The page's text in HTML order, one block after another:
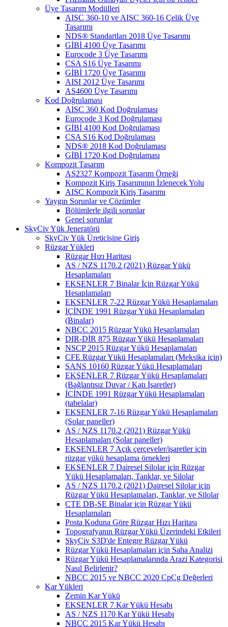
Üye Tasarım Modülleri
AISC 360-10 ve AISC 360-16 Çelik Üye
Tasarımı
NDS® Standartları 2018 Üye Tasarımı
GİBİ 4100 Üye Tasarımı
Eurocode 3 Üye Tasarımı
CSA S16 Üye Tasarımı
GİBİ 1720 Üye Tasarımı
AISI 2012 Üye Tasarımı
AS4600 Üye Tasarımı
Kod Doğrulaması
AISC 360 Kod Doğrulaması
Eurocode 3 Kod Doğrulaması
GİBİ 4100 Kod Doğrulaması
CSA S16 Kod Doğrulaması
NDS® 2018 Kod Doğrulaması
GİBİ 1720 Kod Doğrulaması
Kompozit Tasarım
AS2327 Kompozit Tasarım Örneği
Kompozit Kiriş Tasarımının İzlenecek Yolu
AISC Kompozit Kiriş Tasarımı
Yaygın Sorunlar ve Çözümler
Bölümlerle ilgili sorunlar
Genel sorunlar
SkyCiv Yük Jeneratörü
SkyCiv Yük Üreticisine Giriş
Rüzgar Yükleri
Rüzgar Hızı Haritası
AS / NZS 1170.2 (2021) Rüzgar Yükü
Hesaplamaları
EKSENLER 7 Binalar İçin Rüzgar Yükü
Hesaplamaları
EKSENLER 7-22 Rüzgar Yükü Hesaplamaları
İÇİNDE 1991 Rüzgar Yükü Hesaplamaları
(Binalar)
NBCC 2015 Rüzgar Yükü Hesaplamaları
DIR-DİR 875 Rüzgar Yükü Hesaplamaları
NSCP 2015 Rüzgar Yükü Hesaplamaları
CFE Rüzgar Yükü Hesaplamaları (Meksika için)
SANS 10160 Rüzgar Yükü Hesaplamaları
EKSENLER 7 Rüzgar Yükü Hesaplamaları
(Bağlantısız Duvar / Katı İşaretler)
İÇİNDE 1991 Rüzgar Yükü Hesaplamaları
(tabelalar)
EKSENLER 7-16 Rüzgar Yükü Hesaplamaları
(Solar paneller)
AS / NZS 1170.2 (2021) Rüzgar Yükü
Hesaplamaları (Solar paneller)
EKSENLER 7 Açık çerçeveler/işaretler için
rüzgar yükü hesaplama örnekleri
EKSENLER 7 Dairesel Silolar için Rüzgar
Yükü Hesaplamaları, Tanklar, ve Silolar
AS / NZS 1170.2 (2021) Dairesel Silolar için
Rüzgar Yükü Hesaplamaları, Tanklar, ve Silolar
CTE DB-SE Binalar için Rüzgar Yükü
Hesaplamaları
Posta Koduna Göre Rüzgar Hızı Haritası
Topografyanın Rüzgar Yükü Üzerindeki Etkileri
SkyCiv S3D'de Entegre Rüzgar Yükü
Rüzgar Yükü Hesaplamaları için Saha Analizi
Rüzgar Yükü Hesaplamalarında Arazi Kategorisi
Nasıl Belirlenir?
NBCC 2015 ve NBCC 2020 CpCg Değerleri
Kar Yükleri
Zemin Kar Yükü
EKSENLER 7 Kar Yükü Hesabı
AS / NZS 1170 Kar Yükü Hesabı
NBCC 2015 Kar Yükü Hesabı